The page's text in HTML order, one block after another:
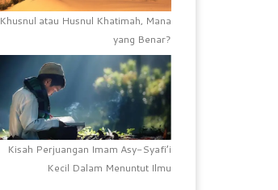
Telah Terbit
Inovasi ‘Angkat’ SDI
Maccini Baru Raih Juara II
Innovative Mayor Award
Khusnul atau Husnul Khatimah, Mana
yang Benar?
Kisah Perjuangan Imam Asy-Syafi’i
Kecil Dalam Menuntut Ilmu